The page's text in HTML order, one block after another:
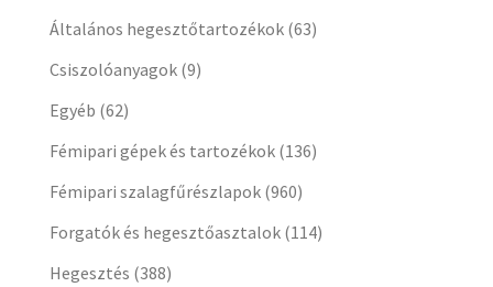
Általános hegesztőtartozékok (63)
Csiszolóanyagok (9)
Egyéb (62)
Fémipari gépek és tartozékok (136)
Fémipari szalagfűrészlapok (960)
Forgatók és hegesztőasztalok (114)
Hegesztés (388)